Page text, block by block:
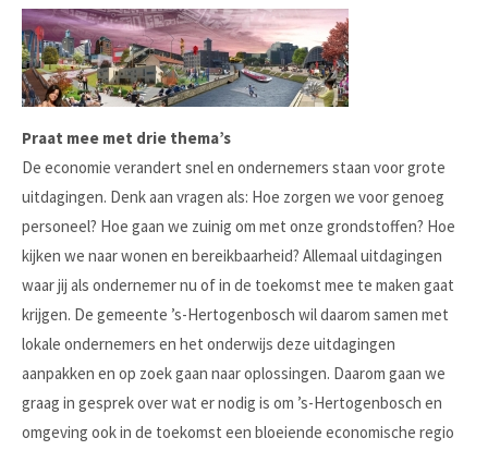
Praat mee met drie thema’s
De economie verandert snel en ondernemers staan voor grote
uitdagingen. Denk aan vragen als: Hoe zorgen we voor genoeg
personeel? Hoe gaan we zuinig om met onze grondstoffen? Hoe
kijken we naar wonen en bereikbaarheid? Allemaal uitdagingen
waar jij als ondernemer nu of in de toekomst mee te maken gaat
krijgen. De gemeente ’s-Hertogenbosch wil daarom samen met
lokale ondernemers en het onderwijs deze uitdagingen
aanpakken en op zoek gaan naar oplossingen. Daarom gaan we
graag in gesprek over wat er nodig is om ’s-Hertogenbosch en
omgeving ook in de toekomst een bloeiende economische regio